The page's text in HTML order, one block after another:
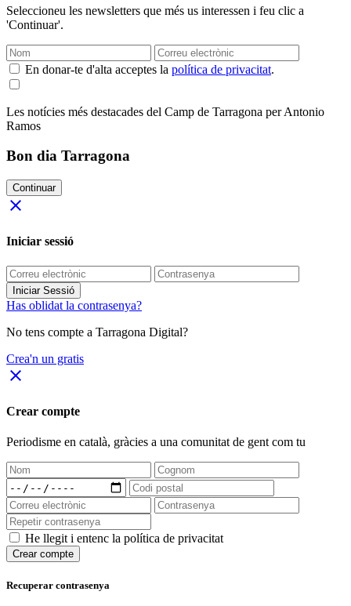
Seleccioneu les newsletters que més us interessen i feu clic a
'Continuar'.
En donar-te d'alta acceptes la política de privacitat.
Les notícies més destacades del Camp de Tarragona per Antonio
Ramos
Bon dia Tarragona
Continuar
close
Iniciar sessió
Iniciar Sessió
Has oblidat la contrasenya?
No tens compte a Tarragona Digital?
Crea'n un gratis
close
Crear compte
Periodisme en català, gràcies a una comunitat de gent com tu
He llegit i entenc la política de privacitat
Crear compte
Recuperar contrasenya